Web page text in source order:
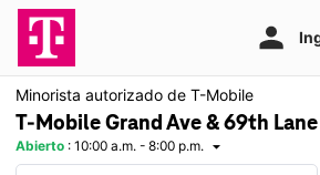
Minorista autorizado de T-Mobile
T-Mobile Grand Ave & 69th Lane
Abierto : 10:00 a.m. - 8:00 p.m. arrow_drop_down